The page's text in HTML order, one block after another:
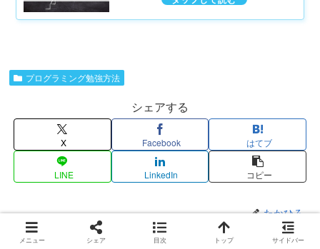
プログラミング勉強方法
シェアする
X Facebook はてブ
LINE LinkedIn コピー
たかひろ
メニュー シェア 目次 トップ サイドバー